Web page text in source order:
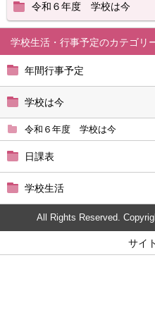
学校生活・行事予定
年間行事予定
学校は今
令和６年度 学校は今
日課表
学校生活
令和６年度 学校は今
All Rights Reserved.
サイ